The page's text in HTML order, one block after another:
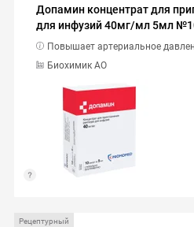
Допамин концентрат для
для инфузий 40мг/мл 5мл
Биохимик АО
Повышает артериальное
Рецептурный